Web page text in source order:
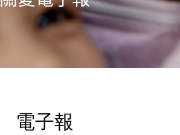
電子報